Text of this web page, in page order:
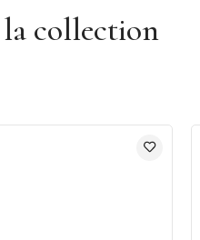
collection